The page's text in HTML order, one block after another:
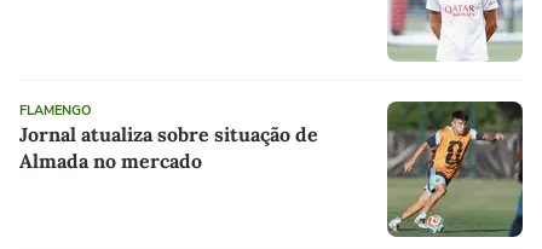
FLAMENGO
Jornal atualiza sobre situação de
Almada no mercado